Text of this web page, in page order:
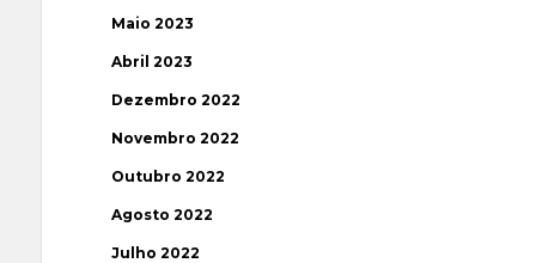
Maio 2023
Abril 2023
Dezembro 2022
Novembro 2022
Outubro 2022
Agosto 2022
Julho 2022